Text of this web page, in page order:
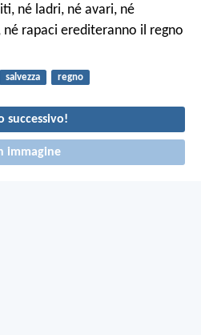
né ladri, né avari, né
rapaci erediteranno il regno
salvezza regno
successivo!
immagine